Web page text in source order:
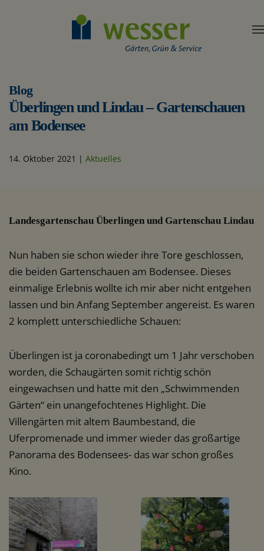
Blog
Überlingen und Lindau – Gartenschauen
am Bodensee
14. Oktober 2021 | Aktuelles
Landesgartenschau Überlingen und Gartenschau Lindau
Nun haben sie schon wieder ihre Tore geschlossen,
die beiden Gartenschauen am Bodensee. Dieses
einmalige Erlebnis wollte ich mir aber nicht entgehen
lassen und bin Anfang September angereist. Es waren
2 komplett unterschiedliche Schauen:
Überlingen ist ja coronabedingt um 1 Jahr verschoben
worden, die Schaugärten somit richtig schön
eingewachsen und hatte mit den „Schwimmenden
Gärten“ ein unangefochtenes Highlight. Die
Villengärten mit altem Baumbestand, die
Uferpromenade und immer wieder das großartige
Panorama des Bodensees- das war schon großes
Kino.